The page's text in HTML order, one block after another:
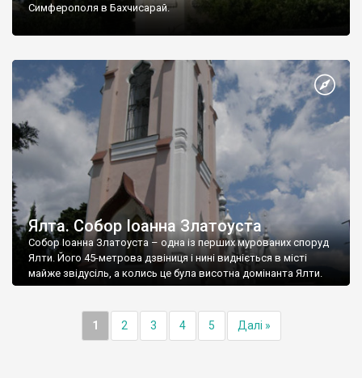
Симферополя в Бахчисарай.
Ялта. Собор Іоанна Златоуста
Собор Іоанна Златоуста – одна із перших мурованих споруд
Ялти. Його 45-метрова дзвіниця і нині видніється в місті
майже звідусіль, а колись це була висотна домінанта Ялти.
1 2 3 4 5 Далі »